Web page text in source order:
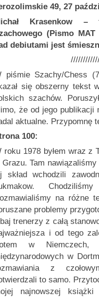
49, 27
Krasenkow –
(Pismo
debiutami jest
piśmie Szachy/Chess
się obszerny tekst
szachów.
że od jego publikacji
aktualne. Przypomnę
100:
roku 1978 byłem wraz z
Grazu. Tam
skład wchodzili
na różne
problemy
trenerzy z całą
i od tego
w Niemczech,
w
z
to samo.
najnowszej książki